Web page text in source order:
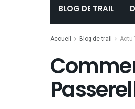
BLOG DE TRAIL
Accueil Blog de trail Actu